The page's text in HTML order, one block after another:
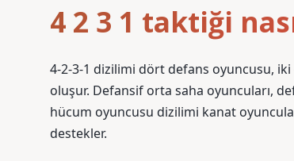
4 2 3 1 taktiği
4-2-3-1 dizilimi dört defans oyuncusu,
oluşur. Defansif orta saha oyuncuları,
hücum oyuncusu dizilimi kanat
destekler.